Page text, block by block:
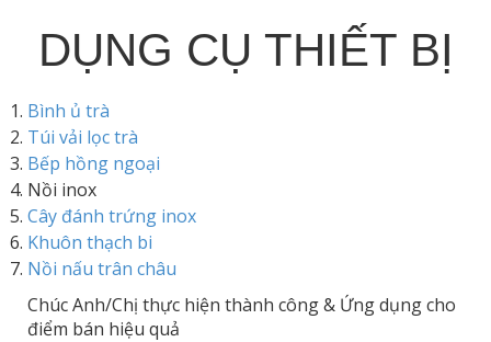
DỤNG CỤ THIẾT BỊ
Bình ủ trà
Túi vải lọc trà
Bếp hồng ngoại
Nồi inox
Cây đánh trứng inox
Khuôn thạch bi
Nồi nấu trân châu
Chúc Anh/Chị thực hiện thành công & Ứng dụng cho
điểm bán hiệu quả